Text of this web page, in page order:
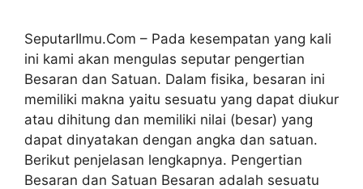
SeputarIlmu.Com – Pada kesempatan yang kali
ini kami akan mengulas seputar pengertian
Besaran dan Satuan. Dalam fisika, besaran ini
memiliki makna yaitu sesuatu yang dapat diukur
atau dihitung dan memiliki nilai (besar) yang
dapat dinyatakan dengan angka dan satuan.
Berikut penjelasan lengkapnya. Pengertian
Besaran dan Satuan Besaran adalah sesuatu